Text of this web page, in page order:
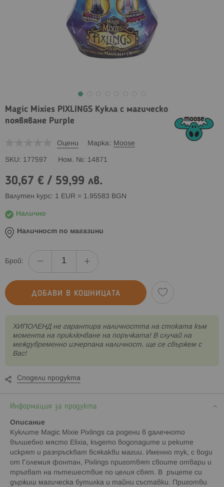
Magic Mixies PIXLINGS Кукла с магическо
появяване Purple
Оцени Марка Moose
SKU 177597 Ном. № 14871
30,67 € / 59,99 лв.
Валутен курс: 1 EUR = 1.95583 BGN
Налично
Наличност по магазини
Брой:
ДОБАВИ В КОШНИЦАТА
XИПОЛЕНД не гарантира наличността на стоката към
момента на приключване на поръчката! В случай на
междувременно изчерпана наличност, ще се свържем с
Вас!
Сподели продукта
Информация за продукта
Описание
Куклите Magic Mixie Pixlings са родени в далечното
вълшебно място Elixia, където водопадите и реките
искрят и разпръскват всякакви магии. Именно тук, с води
от Големия фонтан, Pixlings приготвят своите отвари и
тръгват на пътешествие по целия свят. В ръцете си
държиш магическа бутилка и тайни съставки. Приготви